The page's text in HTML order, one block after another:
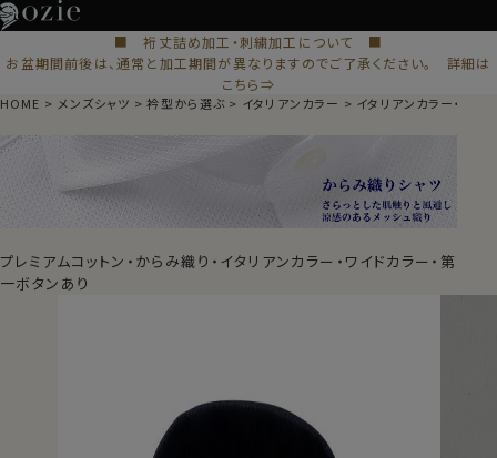
■ 裄丈詰め加工・刺繍加工について ■
お盆期間前後は、通常と加工期間が異なりますのでご了承ください。 詳細は
こちら⇒
HOME メンズシャツ 衿型から選ぶ イタリアンカラー イタリアンカラー・ワイド
プレミアムコットン・からみ織り・イタリアンカラー・ワイドカラー・第
一ボタンあり